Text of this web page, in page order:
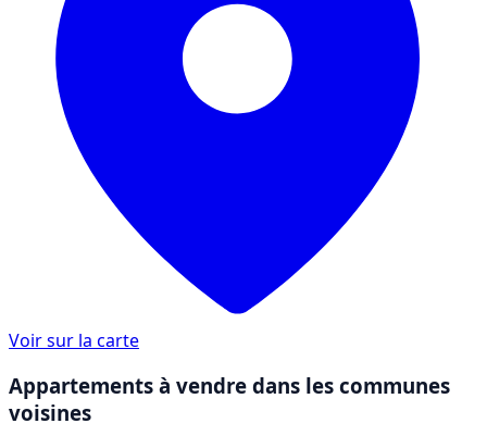
Voir sur la carte
Appartements à vendre dans les communes
voisines